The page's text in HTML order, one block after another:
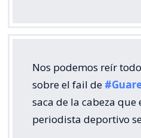
Nos podemos reír
sobre el fail de
saca de la cabeza que
periodista deportivo